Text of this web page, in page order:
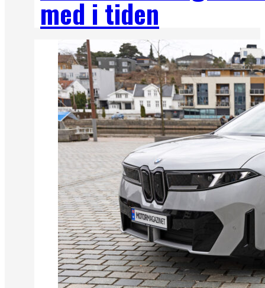
med i tiden